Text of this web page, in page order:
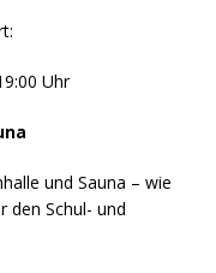
Uhr
und Sauna – wie
den Schul- und